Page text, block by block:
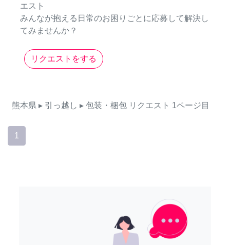
エスト
みんなが抱える日常のお困りごとに応募して解決し
てみませんか？
リクエストをする
熊本県 ▸ 引っ越し ▸ 包装・梱包 リクエスト 1ページ目
1